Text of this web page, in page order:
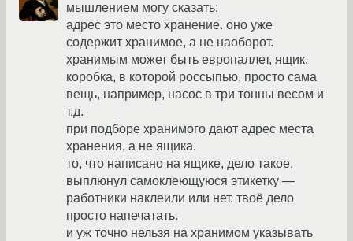
мышлением могу сказать:
адрес это место хранение. оно уже
содержит хранимое, а не наоборот.
хранимым может быть европаллет, ящик,
коробка, в которой россыпью, просто сама
вещь, например, насос в три тонны весом и
т.д.
при подборе хранимого дают адрес места
хранения, а не ящика.
то, что написано на ящике, дело такое,
выплюнул самоклеющуюся этикетку —
работники наклеили или нет. твоё дело
просто напечатать.
и уж точно нельзя на хранимом указывать